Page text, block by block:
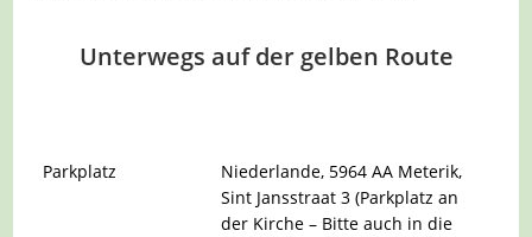
Unterwegs auf der gelben Route
Parkplatz
Niederlande, 5964 AA Meterik,
Sint Jansstraat 3 (Parkplatz an
der Kirche – Bitte auch in die